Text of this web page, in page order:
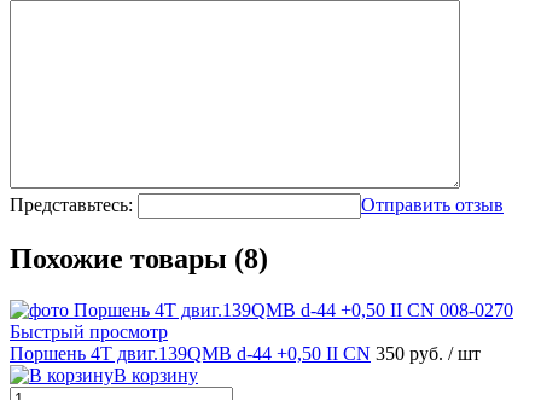
Представьтесь: Отправить отзыв
Похожие товары (8)
Быстрый просмотр
Поршень 4T двиг.139QMB d-44 +0,50 II CN 350 руб. / шт
В корзину